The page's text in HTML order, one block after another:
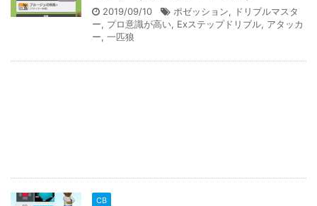
2019/09/10 ポゼッション, ドリブルマスタ
ー, プロ意識が高い, Exステップドリブル, アタッカ
ー, 一匹狼
CB